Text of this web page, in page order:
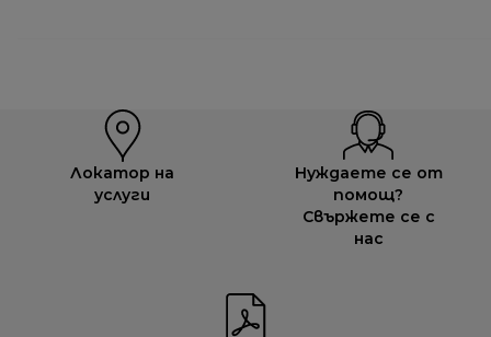
Локатор на
услуги
Нуждаете се от
помощ?
Свържете се с
нас